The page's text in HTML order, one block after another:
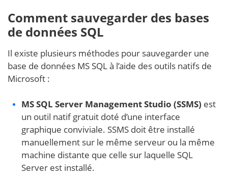
Comment sauvegarder des bases
de données SQL
Il existe plusieurs méthodes pour sauvegarder une
base de données MS SQL à l’aide des outils natifs de
Microsoft :
MS SQL Server Management Studio (SSMS) est
un outil natif gratuit doté d’une interface
graphique conviviale. SSMS doit être installé
manuellement sur le même serveur ou la même
machine distante que celle sur laquelle SQL
Server est installé.